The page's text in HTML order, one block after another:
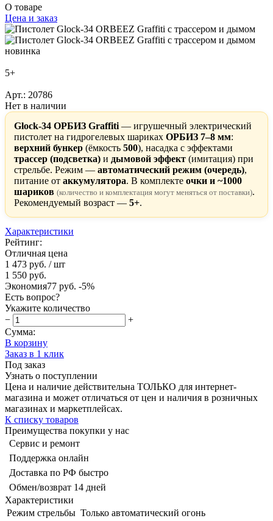
О товаре
Цена и заказ
новинка
5+
Арт.: 20786
Нет в наличии
Glock-34 ОРБИЗ Graffiti — игрушечный электрический
пистолет на гидрогелевых шариках ОРБИЗ 7–8 мм:
верхний бункер (ёмкость 500), насадка с эффектами
трассер (подсветка) и дымовой эффект (имитация) при
стрельбе. Режим — автоматический режим (очередь),
питание от аккумулятора. В комплекте очки и ~1000
шариков (количество и комплектация могут меняться от поставки).
Рекомендуемый возраст — 5+.
Характеристики
Рейтинг:
Отличная цена
1 473 руб. / шт
1 550 руб.
Экономия77 руб. -5%
Есть вопрос?
Укажите количество
−
+
Сумма:
В корзину
Заказ в 1 клик
Под заказ
Узнать о поступлении
Цена и наличие действительна ТОЛЬКО для интернет-
магазина и может отличаться от цен и наличия в розничных
магазинах и маркетплейсах.
К списку товаров
Преимущества покупки у нас
Сервис и ремонт
Поддержка онлайн
Доставка по РФ быстро
Обмен/возврат 14 дней
Характеристики
Режим стрельбы Только автоматический огонь